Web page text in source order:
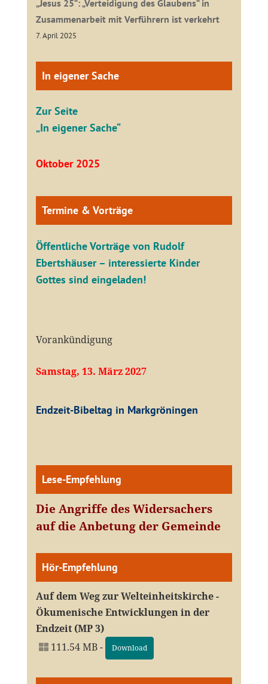
„Jesus 25“: „Verteidigung des Glaubens“ in
Zusammenarbeit mit Verführern ist verkehrt
7. April 2025
In eigener Sache
Zur Seite
„In eigener Sache“
Oktober 2025
Termine & Vorträge
Öffentliche Vorträge von Rudolf
Ebertshäuser – interessierte Kinder
Gottes sind eingeladen!
Vorankündigung
Samstag, 13. März 2027
Endzeit-Bibeltag in Markgröningen
Lese-Empfehlung
Die Angriffe des Widersachers
auf die Anbetung der Gemeinde
Hör-Empfehlung
Auf dem Weg zur Welteinheitskirche -
Ökumenische Entwicklungen in der
Endzeit (MP 3)
111.54 MB -
Download